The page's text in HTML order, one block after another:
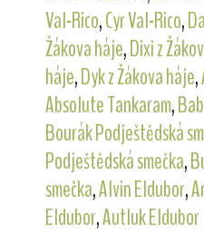
Val-Rico,Cyr Val-Rico,
Žákova háje,Dixi z
háje,Dyk z Žákova háje,
Absolute Tankaram,
Bourák Podještědská
Podještědská smečka,
smečka,Alvin Eldubor,
Eldubor,Autluk Eldubor